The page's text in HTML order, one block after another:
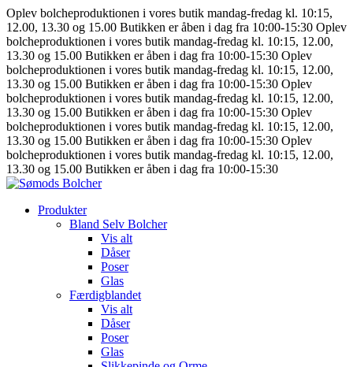
Oplev bolcheproduktionen i vores butik mandag-fredag kl. 10:15,
12.00, 13.30 og 15.00 Butikken er åben i dag fra 10:00-15:30 Oplev
bolcheproduktionen i vores butik mandag-fredag kl. 10:15, 12.00,
13.30 og 15.00 Butikken er åben i dag fra 10:00-15:30 Oplev
bolcheproduktionen i vores butik mandag-fredag kl. 10:15, 12.00,
13.30 og 15.00 Butikken er åben i dag fra 10:00-15:30 Oplev
bolcheproduktionen i vores butik mandag-fredag kl. 10:15, 12.00,
13.30 og 15.00 Butikken er åben i dag fra 10:00-15:30 Oplev
bolcheproduktionen i vores butik mandag-fredag kl. 10:15, 12.00,
13.30 og 15.00 Butikken er åben i dag fra 10:00-15:30 Oplev
bolcheproduktionen i vores butik mandag-fredag kl. 10:15, 12.00,
13.30 og 15.00 Butikken er åben i dag fra 10:00-15:30
Produkter
Bland Selv Bolcher
Vis alt
Dåser
Poser
Glas
Færdigblandet
Vis alt
Dåser
Poser
Glas